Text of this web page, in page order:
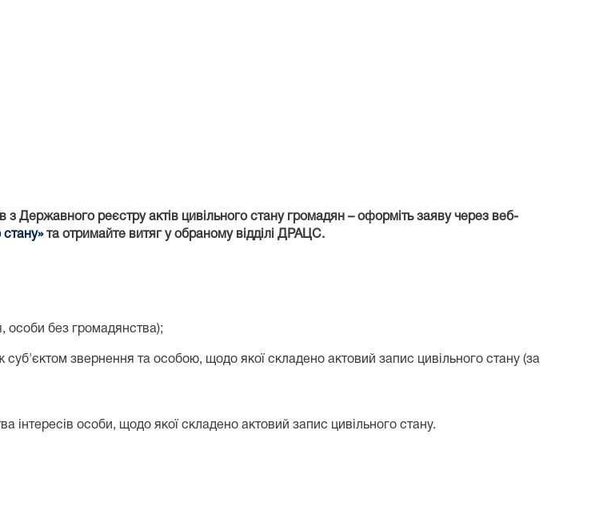
Державного реєстру актів цивільного стану громадян – оформіть заяву через веб-
стану»та отримайте витяг у обраному відділі ДРАЦС.
особи без громадянства);
звернення та особою, щодо якої складено актовий запис цивільного стану (за
інтересів особи, щодо якої складено актовий запис цивільного стану.